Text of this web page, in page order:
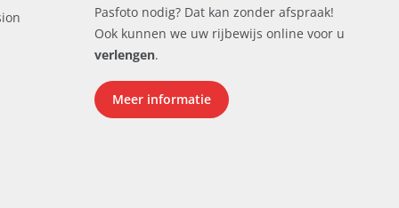
Pasfoto nodig? Dat kan zonder afspraak!
Ook kunnen we uw rijbewijs online voor u
verlengen.
Meer informatie